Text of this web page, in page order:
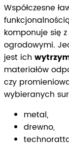
Współczesne
komponuje się
ogrodowymi.
jest ich
materiałów
czy
wybieranych
metal,
drewno,